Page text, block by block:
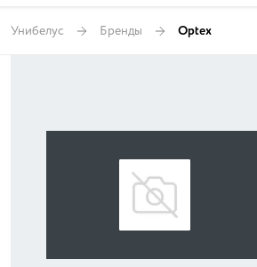
Унибелус Бренды Optex